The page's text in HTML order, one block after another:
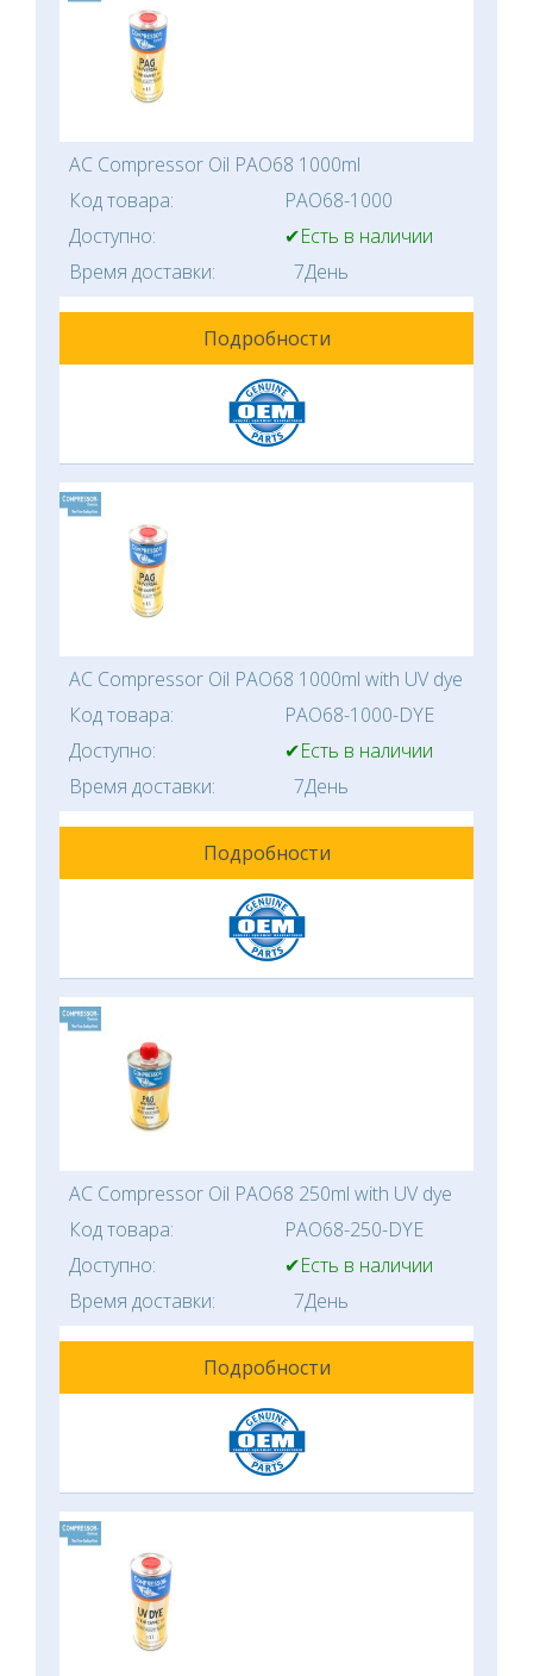
AC Compressor Oil PAO68 1000ml
Код товара:
PAO68-1000
Доступно:
✔Есть в наличии
Время доставки:
7День
Подробности
AC Compressor Oil PAO68 1000ml with UV dye
Код товара:
PAO68-1000-DYE
Доступно:
✔Есть в наличии
Время доставки:
7День
Подробности
AC Compressor Oil PAO68 250ml with UV dye
Код товара:
PAO68-250-DYE
Доступно:
✔Есть в наличии
Время доставки:
7День
Подробности